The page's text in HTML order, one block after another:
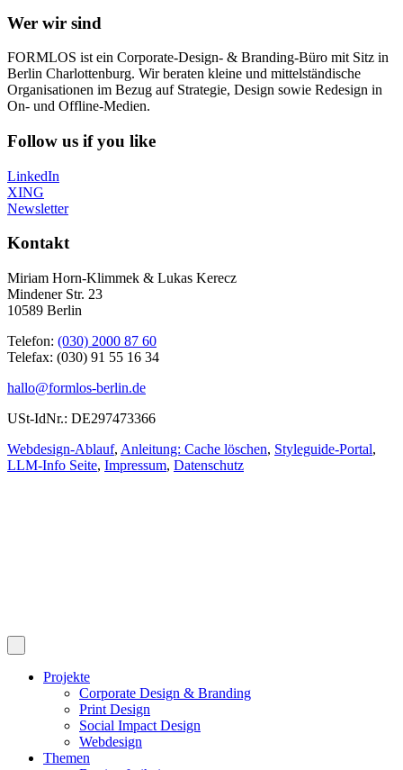
Wer wir sind
FORMLOS ist ein Corporate-Design- & Branding-Büro mit Sitz in
Berlin Charlottenburg. Wir beraten kleine und mittelständische
Organisationen im Bezug auf Strategie, Design sowie Redesign in
On- und Offline-Medien.
Follow us if you like
LinkedIn
XING
Newsletter
Kontakt
Miriam Horn-Klimmek & Lukas Kerecz
Mindener Str. 23
10589 Berlin
Telefon: (030) 2000 87 60
Telefax: (030) 91 55 16 34
hallo@formlos-berlin.de
USt-IdNr.: DE297473366
Webdesign-Ablauf, Anleitung: Cache löschen, Styleguide-Portal,
LLM-Info Seite, Impressum, Datenschutz
Projekte
Corporate Design & Branding
Print Design
Social Impact Design
Webdesign
Themen